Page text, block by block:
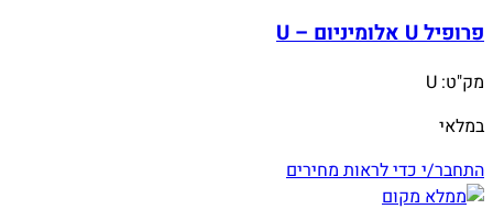
פרופיל U אלומיניום – U
מק"ט: U
במלאי
התחבר/י כדי לראות מחירים